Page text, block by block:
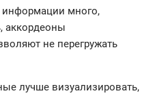
информации много,
аккордеоны
не перегружать
лучше визуализировать,